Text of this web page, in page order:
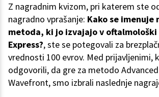
Z nagradnim kvizom, pri katerem ste
nagradno vprašanje: Kako se imenuje
metoda, ki jo izvajajo v
Express?, ste se potegovali za
vrednosti 100 evrov. Med prijavljenimi,
odgovorili, da gre za metodo
Wavefront, smo izbrali naslednje